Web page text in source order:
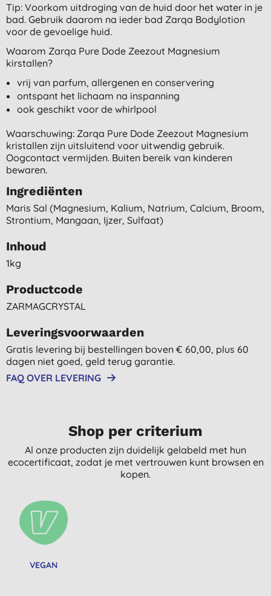
Tip: Voorkom uitdroging van de huid door het water in je
bad. Gebruik daarom na ieder bad Zarqa Bodylotion
voor de gevoelige huid.
Waarom Zarqa Pure Dode Zeezout Magnesium
kirstallen?
vrij van parfum, allergenen en conservering
ontspant het lichaam na inspanning
ook geschikt voor de whirlpool
Waarschuwing: Zarqa Pure Dode Zeezout Magnesium
kristallen zijn uitsluitend voor uitwendig gebruik.
Oogcontact vermijden. Buiten bereik van kinderen
bewaren.
Ingrediënten
Maris Sal (magnesium, Kalium, Natrium, Calcium, Broom,
Strontium, Mangaan, Ijzer, Sulfaat)
Inhoud
1kg
Productcode
ZARMAGCRYSTAL
Leveringsvoorwaarden
Gratis levering bij bestellingen boven € 60,00, plus 60
dagen niet goed, geld terug garantie.
FAQ OVER LEVERING
Shop per criterium
Al onze producten zijn duidelijk gelabeld met hun
ecocertificaat, zodat je met vertrouwen kunt browsen en
kopen.
VEGAN